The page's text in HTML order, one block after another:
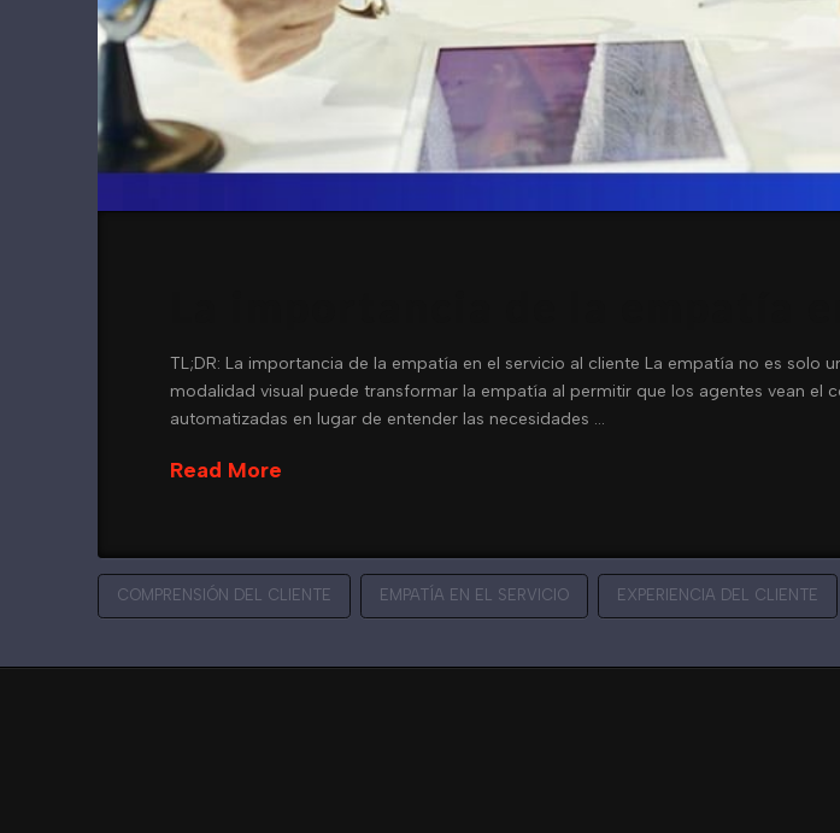
TL;DR: La importancia de la empatía en el servicio al cliente La empatía no es solo
modalidad visual puede transformar la empatía al permitir que los agentes vean el
automatizadas en lugar de entender las necesidades …
Read More
COMPRENSIÓN DEL CLIENTE EMPATÍA EN EL SERVICIO EXPERIENCIA DEL CLIENTE